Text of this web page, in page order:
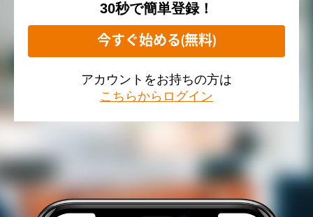
30秒で簡単登録！
今すぐ始める(無料)
アカウントをお持ちの方は
こちらからログイン